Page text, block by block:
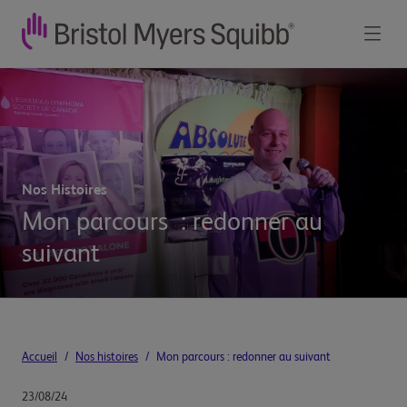
Nos Histoires
Mon parcours : redonner au
suivant
Accueil / Nos histoires / Mon parcours : redonner au suivant
23/08/24